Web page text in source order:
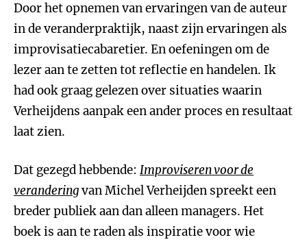
Door het opnemen van ervaringen van de auteur
in de veranderpraktijk, naast zijn ervaringen als
improvisatiecabaretier. En oefeningen om de
lezer aan te zetten tot reflectie en handelen. Ik
had ook graag gelezen over situaties waarin
Verheijdens aanpak een ander proces en resultaat
laat zien.
Dat gezegd hebbende: Improviseren voor de
veranderingvan Michel Verheijden spreekt een
breder publiek aan dan alleen managers. Het
boek is aan te raden als inspiratie voor wie